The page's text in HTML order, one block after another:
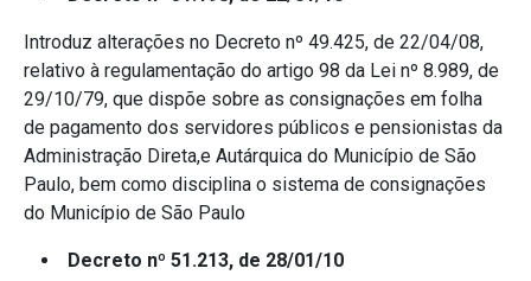
Introduz alterações no Decreto nº 49.425, de 22/04/08,
relativo à regulamentação do artigo 98 da Lei nº 8.989, de
29/10/79, que dispõe sobre as consignações em folha
de pagamento dos servidores públicos e pensionistas da
Administração Direta,e Autárquica do Município de São
Paulo, bem como disciplina o sistema de consignações
do Município de São Paulo
Decreto nº 51.213, de 28/01/10